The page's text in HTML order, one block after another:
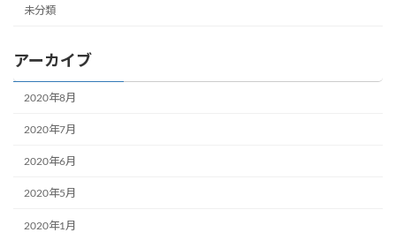
未分類
アーカイブ
2020年8月
2020年7月
2020年6月
2020年5月
2020年1月